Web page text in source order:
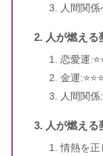
出版社
人間関
人が燃える
恋愛運
金運
人間関係
人が燃える
情熱を正